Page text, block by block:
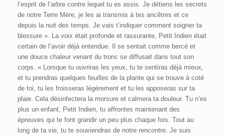
l’esprit de l’arbre contre lequel tu es assis. Je détiens les secrets
de notre Terre Mère, je les ai transmis à tes ancêtres et ce
depuis la nuit des temps. Je vais t’indiquer comment soigner ta
blessure ». La voix était profonde et rassurante, Petit Indien était
certain de l’avoir déjà entendue. Il se sentait comme bercé et
une douce chaleur venant du tronc se diffusait dans tout son
corps. « Lorsque tu ouvriras les yeux, tu te sentiras déjà mieux,
et tu prendras quelques feuilles de la plante qui se trouve à coté
de toi, tu les froisseras légèrement et tu les apposeras sur ta
plaie. Cela désinfectera la morsure et calmera ta douleur. Tu n’es
plus un enfant, Petit Indien, tu affrontes maintenant des
épreuves qui te font grandir un peu plus chaque fois. Tout au
long de ta vie, tu te souviendras de notre rencontre. Je suis